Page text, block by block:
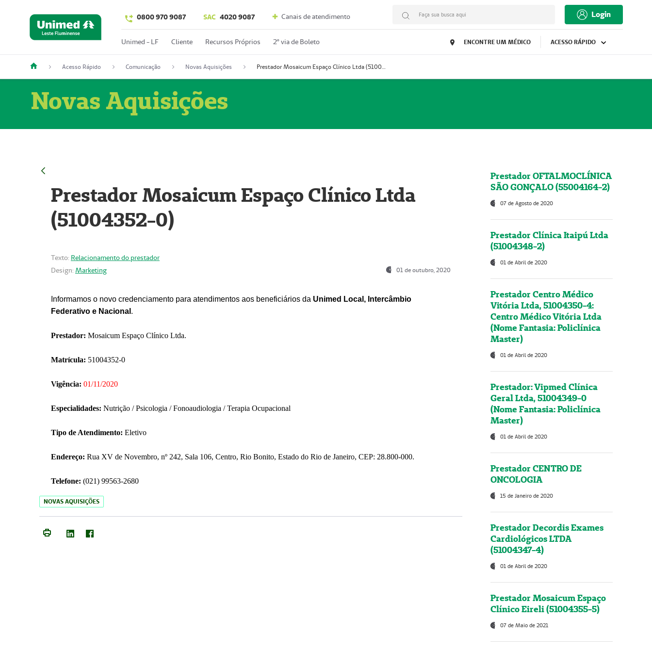
0800 970 9087 SAC 4020 9087 Canais de atendimento Faça sua busca aqui Login
Unimed - LF Cliente Recursos Próprios 2º via de Boleto ENCONTRE UM MÉDICO ACESSO RÁPIDO
Acesso Rápido Comunicação Novas Aquisições Prestador Mosaicum Espaço Clínico Ltda (51004352-0)
Novas Aquisições
Prestador Mosaicum Espaço Clínico Ltda
(51004352-0)
Texto: Relacionamento do prestador
Design: Marketing 01 de outubro, 2020
Informamos o novo credenciamento para atendimentos aos beneficiários da Unimed Local, Intercâmbio
Federativo e Nacional .
Prestador: Mosaicum Espaço Clínico Ltda.
Matrícula: 51004352-0
Vigência: 01/11/2020
Especialidades: Nutrição / Psicologia / Fonoaudiologia / Terapia Ocupacional
Tipo de Atendimento: Eletivo
Endereço: Rua XV de Novembro, nº 242, Sala 106, Centro, Rio Bonito, Estado do Rio de Janeiro, CEP: 28.800-000.
Telefone: (021) 99563-2680
NOVAS AQUISIÇÕES
Prestador OFTALMOCLÍNICA
SÃO GONÇALO (55004164-2)
07 de Agosto de 2020
Prestador Clínica Itaipú Ltda
(51004348-2)
01 de Abril de 2020
Prestador Centro Médico
Vitória Ltda, 51004350-4:
Centro Médico Vitória Ltda
(Nome Fantasia: Policlínica
Master)
01 de Abril de 2020
Prestador: Vipmed Clínica
Geral Ltda, 51004349-0
(Nome Fantasia: Policlínica
Master)
01 de Abril de 2020
Prestador CENTRO DE
ONCOLOGIA
15 de Janeiro de 2020
Prestador Decordis Exames
Cardiológicos LTDA
(51004347-4)
01 de Abril de 2020
Prestador Mosaicum Espaço
Clínico Eireli (51004355-5)
07 de Maio de 2021